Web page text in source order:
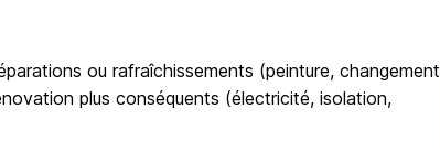
ou rafraîchissements (peinture, changement
plus conséquents (électricité, isolation,